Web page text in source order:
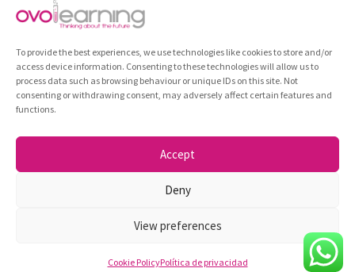
To provide the best experiences, we use technologies like cookies to store and/or
access device information. Consenting to these technologies will allow us to
process data such as browsing behaviour or unique IDs on this site. Not
consenting or withdrawing consent, may adversely affect certain features and
functions.
Accept
Deny
View preferences
Cookie PolicyPolítica de privacidad
Ovolearning ©2026
Diploma